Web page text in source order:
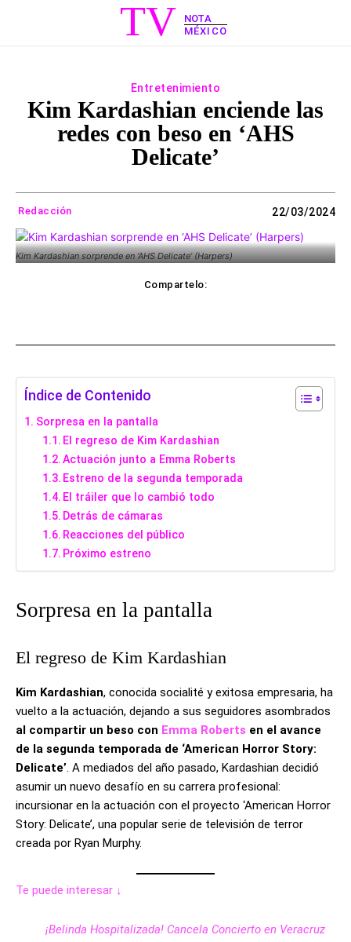
TV
NOTA
MÉXICO
Entretenimiento
Kim Kardashian enciende las
redes con beso en ‘AHS
Delicate’
Redacción 22/03/2024
Kim Kardashian sorprende en ‘AHS Delicate’ (Harpers)
Compartelo:
Índice de Contenido
Sorpresa en la pantalla
El regreso de Kim Kardashian
Actuación junto a Emma Roberts
Estreno de la segunda temporada
El tráiler que lo cambió todo
Detrás de cámaras
Reacciones del público
Próximo estreno
Sorpresa en la pantalla
El regreso de Kim Kardashian
Kim Kardashian, conocida socialité y exitosa empresaria, ha
vuelto a la actuación, dejando a sus seguidores asombrados
al compartir un beso con Emma Roberts en el avance
de la segunda temporada de ‘American Horror Story:
Delicate’. A mediados del año pasado, Kardashian decidió
asumir un nuevo desafío en su carrera profesional:
incursionar en la actuación con el proyecto ‘American Horror
Story: Delicate’, una popular serie de televisión de terror
creada por Ryan Murphy.
Te puede interesar ↓
¡Belinda Hospitalizada! Cancela Concierto en Veracruz